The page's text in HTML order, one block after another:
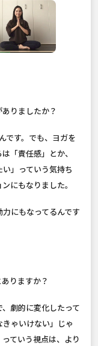
りましたか？
です。でも、ヨガを
「責任感」とか、
」っていう気持ち
にもなりました。
にもなってるんです
りますか？
劇的に変化したって
ゃいけない」じゃ
ていう視点は、より